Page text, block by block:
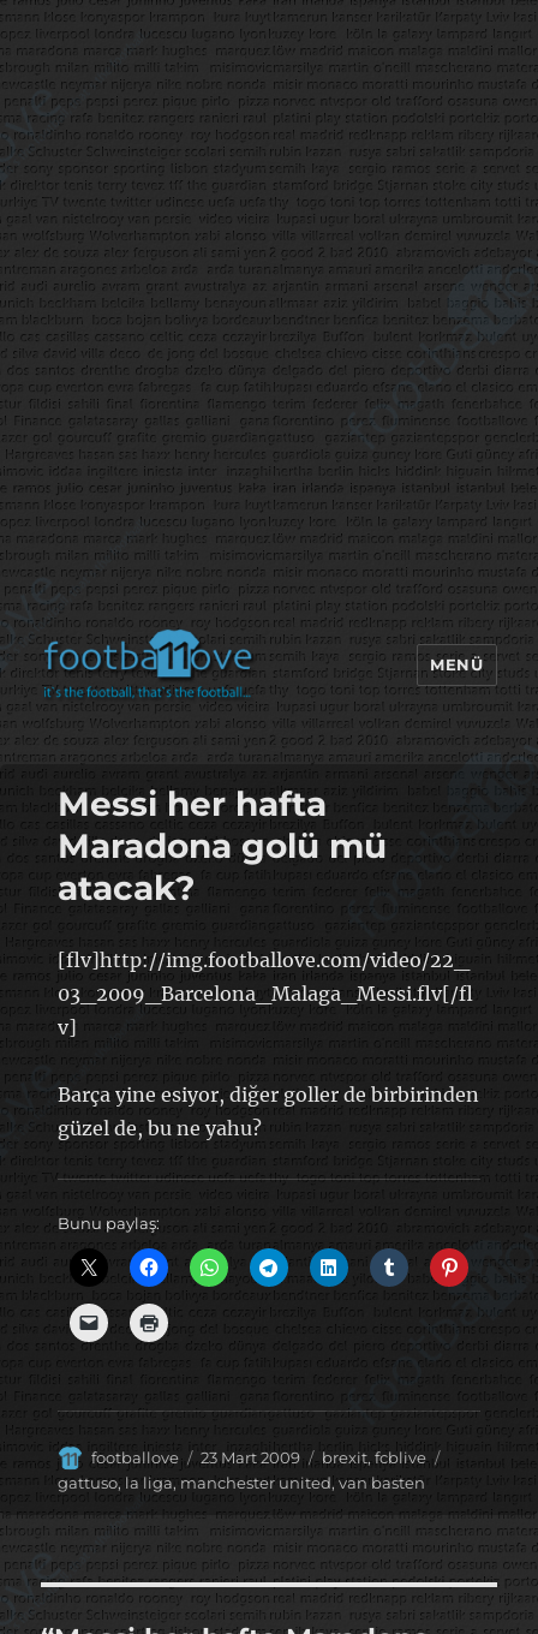
footbaLLove
MENÜ
Messi her hafta
Maradona golü mü
atacak?
[flv]http://img.footballove.com/video/22_
03_2009_Barcelona_Malaga_Messi.flv[/fl
v]
Barça yine esiyor, diğer goller de birbirinden
güzel de, bu ne yahu?
Bunu paylaş:
Yazar
footballove
Yayın
tarihi
23 Mart 2009 Kategoriler
brexit, fcblive
Etiketler
gattuso, la liga, manchester united, van basten